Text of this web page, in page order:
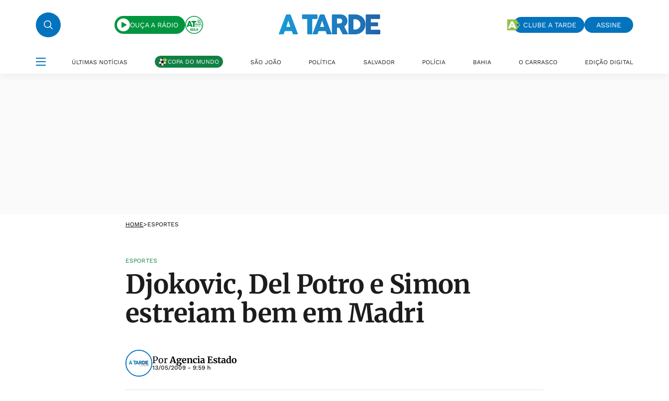
OUÇA A RÁDIO CLUBE A TARDE ASSINE
ÚLTIMAS NOTÍCIAS COPA DO MUNDO SÃO JOÃO POLÍTICA SALVADOR POLÍCIA BAHIA O CARRASCO EDIÇÃO DIGITAL
HOME>ESPORTES
ESPORTES
Djokovic, Del Potro e Simon
estreiam bem em Madri
PorAgencia Estado
13/05/2009 - 9:59 h